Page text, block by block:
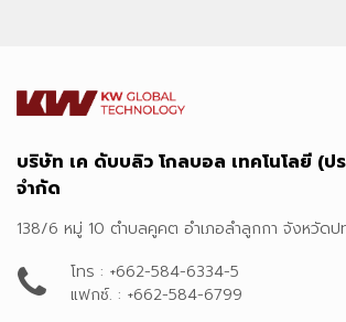
บริษัท เค ดับบลิว โกลบอล เทคโนโลยี (ป
จำกัด
138/6 หมู่ 10 ตำบลคูคต อำเภอลำลูกกา จังหวัดป
โทร : +662-584-6334-5
แฟกซ์. : +662-584-6799